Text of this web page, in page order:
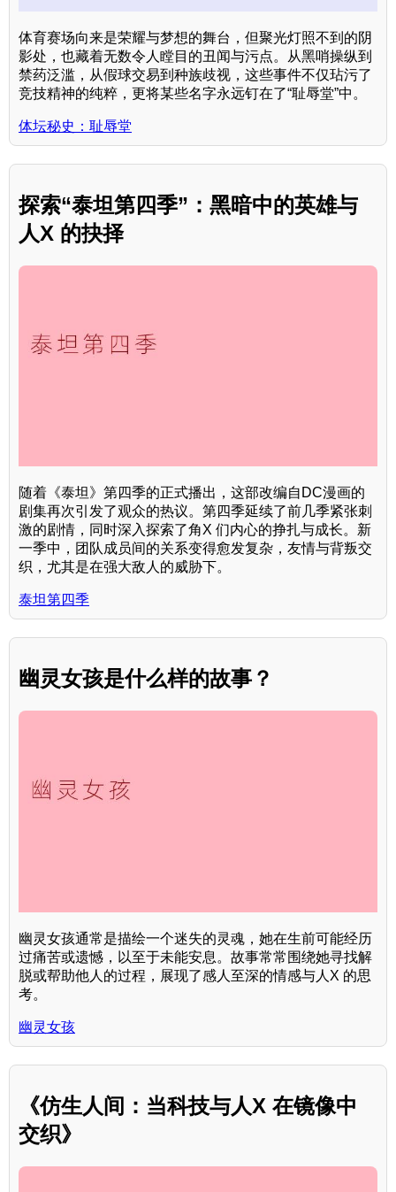
体育赛场向来是荣耀与梦想的舞台，但聚光灯照不到的阴
影处，也藏着无数令人瞠目的丑闻与污点。从黑哨操纵到
禁药泛滥，从假球交易到种族歧视，这些事件不仅玷污了
竞技精神的纯粹，更将某些名字永远钉在了“耻辱堂”中。
体坛秘史：耻辱堂
探索“泰坦第四季”：黑暗中的英雄与
人X 的抉择
随着《泰坦》第四季的正式播出，这部改编自DC漫画的
剧集再次引发了观众的热议。第四季延续了前几季紧张刺
激的剧情，同时深入探索了角X 们内心的挣扎与成长。新
一季中，团队成员间的关系变得愈发复杂，友情与背叛交
织，尤其是在强大敌人的威胁下。
泰坦第四季
幽灵女孩是什么样的故事？
幽灵女孩通常是描绘一个迷失的灵魂，她在生前可能经历
过痛苦或遗憾，以至于未能安息。故事常常围绕她寻找解
脱或帮助他人的过程，展现了感人至深的情感与人X 的思
考。
幽灵女孩
《仿生人间：当科技与人X 在镜像中
交织》